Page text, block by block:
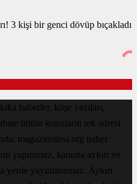
3 kişi bir genci dövüp bıçakladı
haberler, köşe yazıları,
bütün konuların tek adresi
magazinsitesi.org haber
yapılamaz, kanuna aykırı ve
yayınlanamaz. Aykırı